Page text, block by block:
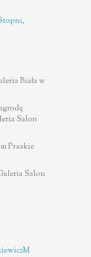
Biała w
Salon
Praskie
Salon